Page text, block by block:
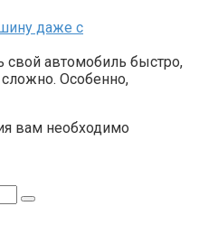
даже с
свой автомобиль быстро,
сложно. Особенно,
вам необходимо